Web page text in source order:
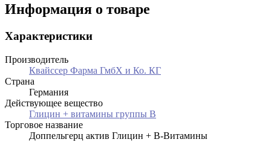
Информация о товаре
Характеристики
Производитель
Квайссер Фарма ГмбХ и Ко. КГ
Страна
Германия
Действующее вещество
Глицин + витамины группы В
Торговое название
Доппельгерц актив Глицин + B-Витамины